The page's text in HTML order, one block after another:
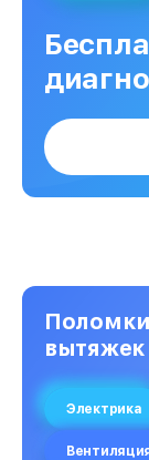
вытяжек
Электрика